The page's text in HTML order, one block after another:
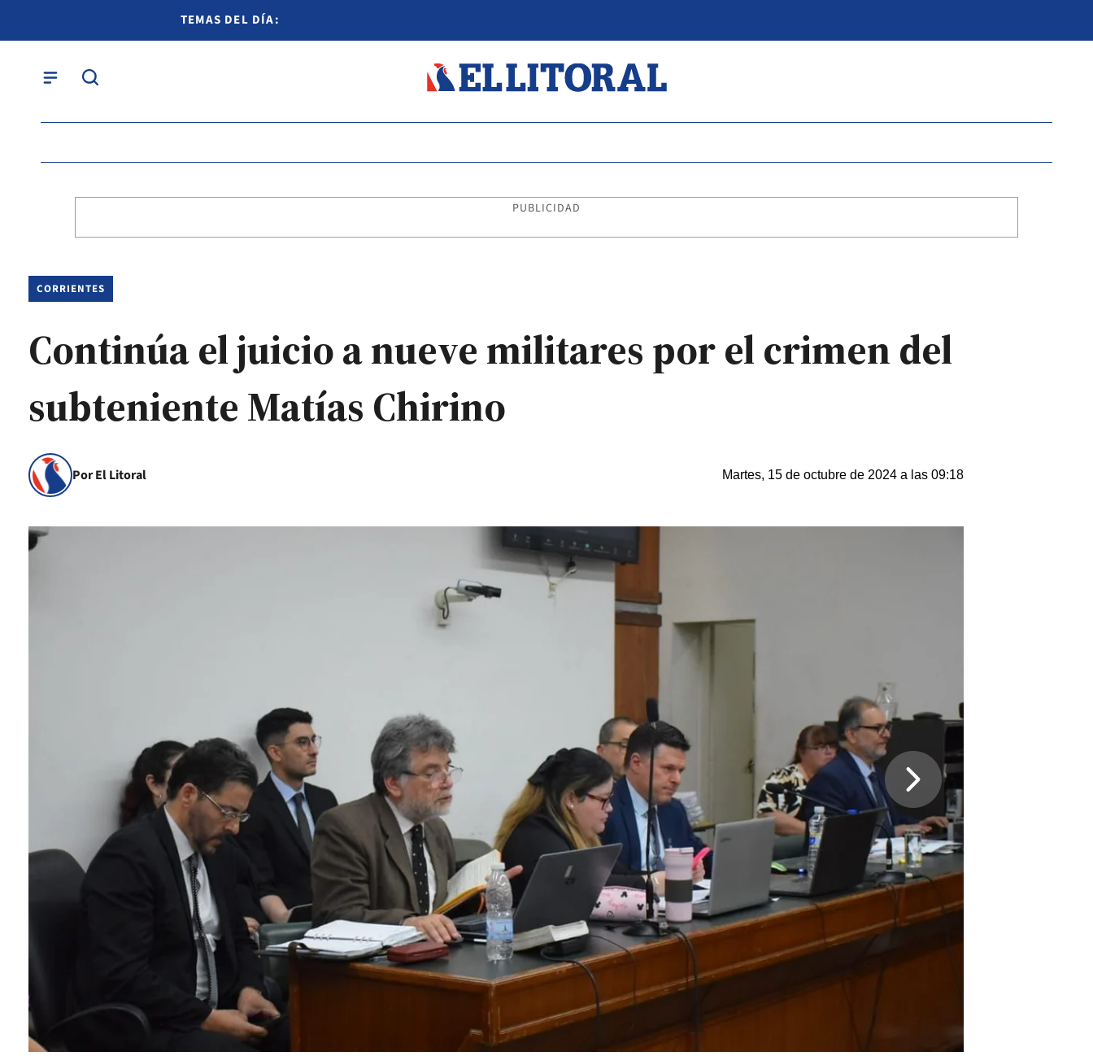
TEMAS DEL DÍA:
PUBLICIDAD
CORRIENTES
Continúa el juicio a nueve militares por el crimen del
subteniente Matías Chirino
Por El Litoral Martes, 15 de octubre de 2024 a las 09:18